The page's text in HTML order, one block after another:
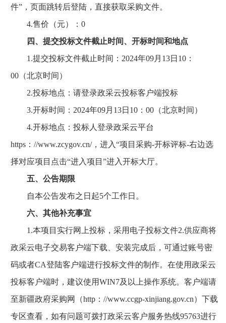
件”，页面跳转后登陆，直接获取采购文件。
4.售价（元）：0
四、提交投标文件截止时间、开标时间和地点
1.提交投标文件截止时间：2024年09月13日10：
00（北京时间）
2.投标地点：请登录政采云投标客户端投标
3.开标时间：2024年09月13日10：00（北京时间）
4.开标地点：投标人登录政采云平台
https：//www.zcygov.cn/，进入“项目采购-开标评标-右边选
择对应项目点击“进入项目”进入开标大厅。
五、公告期限
自本公告发布之日起5个工作日。
六、其他补充事宜
1.本项目实行网上投标，采用电子投标文件2.供应商将
政采云电子交易客户端下载、安装完成后，可通过账号密
码或者CA登陆客户端进行投标文件的制作。在使用政采云
投标客户端时，建议使用WIN7及以上操作系统。客户端请
至新疆政府采购网（http：//www.ccgp-xinjiang.gov.cn）下载
专区查看，如有问题可拨打政采云客户服务热线95763进行